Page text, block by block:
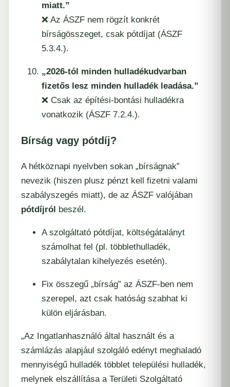
miatt.”
❌ Az ÁSZF nem rögzít konkrét
bírságösszeget, csak pótdíjat (ÁSZF
5.3.4.).
„2026-tól minden hulladékudvarban
fizetős lesz minden hulladék leadása.”
❌ Csak az építési-bontási hulladékra
vonatkozik (ÁSZF 7.2.4.).
Bírság vagy pótdíj?
A hétköznapi nyelvben sokan „bírságnak”
nevezik (hiszen plusz pénzt kell fizetni valami
szabályszegés miatt), de az ÁSZF valójában
pótdíjról beszél.
A szolgáltató pótdíjat, költségátalányt
számolhat fel (pl. többlethulladék,
szabálytalan kihelyezés esetén).
Fix összegű „bírság” az ÁSZF-ben nem
szerepel, azt csak hatóság szabhat ki
külön eljárásban.
„Az Ingatlanhasználó által használt és a
számlázás alapjául szolgáló edényt meghaladó
mennyiségű hulladék többlet települési hulladék,
melynek elszállítása a Területi Szolgáltató